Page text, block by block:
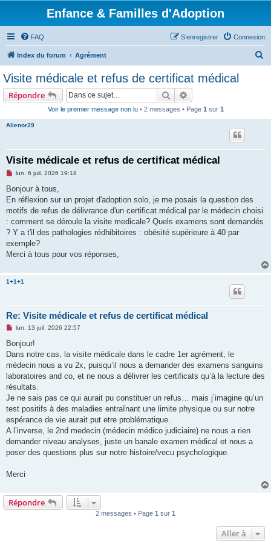
Enfance & Familles d'Adoption
FAQ Connexion
S’enregistrer
Index du forum Agrément
Visite médicale et refus de certificat médical
Répondre Rechercher
Voir le premier message non lu• 2 messages • Page 1 sur 1
Alienor29
Visite médicale et refus de certificat médical
M
s
a
g
n
o
l
u
lun. 6 juil. 2026 19:18
Bonjour à tous,
En réflexion sur un projet d'adoption solo, je me posais la question des
motifs de refus de délivrance d'un certificat médical par le médecin choisi
: comment se déroule la visite medicale? Quels examens sont demandés
? Y a t'il des pathologies rédhibitoires : obésité supérieure à 40 par
exemple?
Merci à tous pour vos réponses,
1+1+1
Re: Visite médicale et refus de certificat médical
M
s
a
g
n
o
l
u
lun. 13 juil. 2026 22:57
Bonjour!
Dans notre cas, la visite médicale dans le cadre 1er agrément, le
médecin nous a vu 2x, puisqu’il nous a demander des examens sanguins
laboratoires and co, et ne nous a délivrer les certificats qu’à la lecture des
résultats.
Je ne sais pas ce qui aurait pu constituer un refus… mais j’imagine qu’un
test positifs à des maladies entraînant une limite physique ou sur notre
espérance de vie aurait put etre problématique.
A l’inverse, le 2nd medecin (médecin médico judiciaire) ne nous a rien
demander niveau analyses, juste un banale examen médical et nous a
poser des questions plus sur notre histoire/vecu psychologique.
Merci
Répondre
2 messages • Page 1 sur 1
Aller à